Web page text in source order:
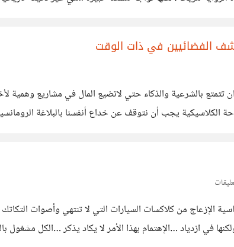
الفضائيين في ذات الوقت
بالشرعية والذكاء حتي لاتضيع المال في مشاريع وهمية
يجب أن نتوقف عن خداع أنفسنا بالبلاغة
الإزعاج من كلاكسات السيارات التي لا تنتهي وأصوات
في ازدياد …الإهتمام بهذا الأمر لا يكاد يذكر …الكل